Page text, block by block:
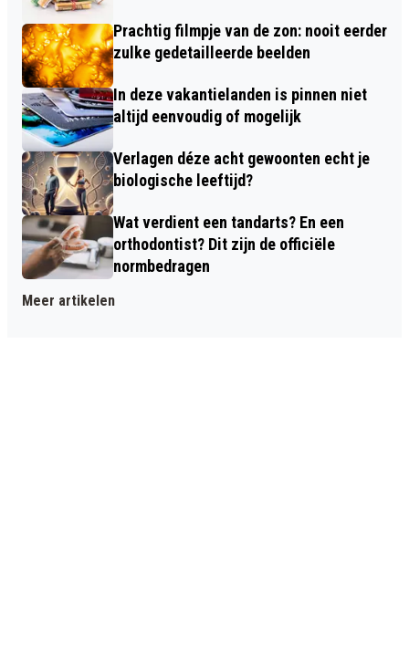
Prachtig filmpje van de zon: nooit eerder
zulke gedetailleerde beelden
In deze vakantielanden is pinnen niet
altijd eenvoudig of mogelijk
Verlagen déze acht gewoonten echt je
biologische leeftijd?
Wat verdient een tandarts? En een
orthodontist? Dit zijn de officiële
normbedragen
Meer artikelen